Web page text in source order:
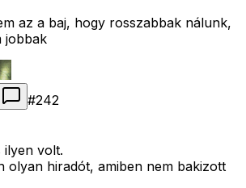
az a baj, hogy rosszabbak nálunk,
jobbak
#242
ilyen volt.
olyan hiradót, amiben nem bakizott